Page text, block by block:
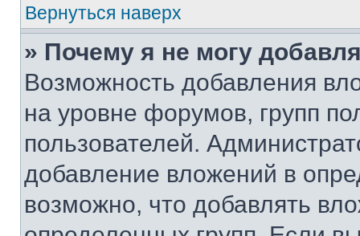
Вернуться наверх
» Почему я не могу
Возможность добавления
на уровне форумов, групп
пользователей.
добавление вложений в
возможно, что добавлять